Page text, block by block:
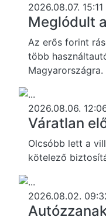
2026.08.07. 15:11
Meglódult
Az erős forint
több
Magyarországra.
2026.08.06.
Váratlan
Olcsóbb lett a
kötelező
2026.08.02.